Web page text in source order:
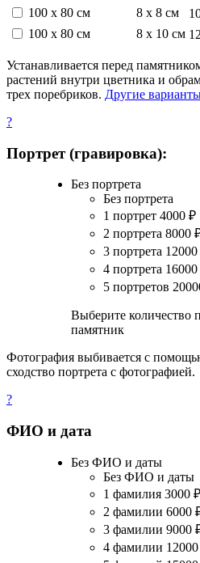
100 х 80 см
8 х 8 см
100 х 80 см
8 х 10 см
Устанавливается перед
растений внутри цветника и
трех поребриков. Другие
?
Портрет (гравировка):
Без портрета
Без портрета
1 портрет 4000 ₽
2 портрета 8000
3 портрета 12000
4 портрета 16000
5 портретов
Выберите количество
памятник
Фотография выбивается с
сходство портрета с фотографией.
?
ФИО и дата
Без ФИО и даты
Без ФИО и даты
1 фамилия 3000 ₽
2 фамилии 6000
3 фамилии 9000
4 фамилии 12000